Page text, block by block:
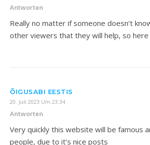
Antworten
Really no matter if someone doesn’t
other viewers that they will help, so here
ÕIGUSABI EESTIS
20. Juli 2023 Um 23:34
Antworten
Very quickly this website will be famous
people, due to it’s nice posts